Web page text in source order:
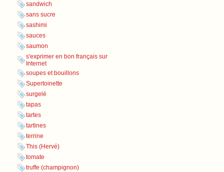
sandwich
sans sucre
sashimi
sauces
saumon
s'exprimer en bon français sur
Internet
soupes et bouillons
Supertoinette
surgelé
tapas
tartes
tartines
terrine
This (Hervé)
tomate
truffe (champignon)